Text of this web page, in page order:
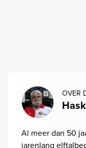
OVER
Al meer dan 50
jarenlang